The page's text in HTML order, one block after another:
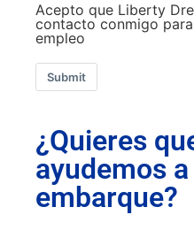
Acepto que Liberty
contacto conmigo
empleo
Submit
¿Quieres
ayudemos
embarque?